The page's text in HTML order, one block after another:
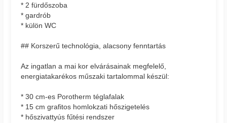
* 2 fürdőszoba
* gardrób
* külön WC
## Korszerű technológia, alacsony fenntartás
Az ingatlan a mai kor elvárásainak megfelelő,
energiatakarékos műszaki tartalommal készül:
* 30 cm-es Porotherm téglafalak
* 15 cm grafitos homlokzati hőszigetelés
* hőszivattyús fűtési rendszer